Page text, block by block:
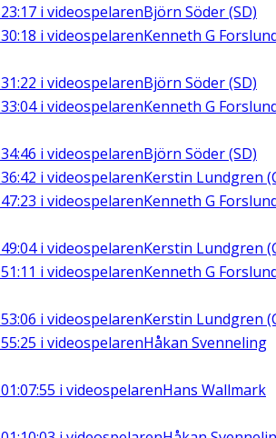
23:17 i videospelarenBjörn Söder (SD)
30:18 i videospelarenKenneth G
31:22 i videospelarenBjörn Söder (SD)
33:04i videospelarenKenneth G
34:46 i videospelarenBjörn Söder (SD)
36:42 i videospelarenKerstin Lundgren
47:23 i videospelarenKenneth G
49:04i videospelarenKerstin Lundgren
51:11 i videospelarenKenneth G
53:06 i videospelarenKerstin Lundgren
55:25 i videospelarenHåkan Svenneling
01:07:55 i videospelarenHans Wallmark